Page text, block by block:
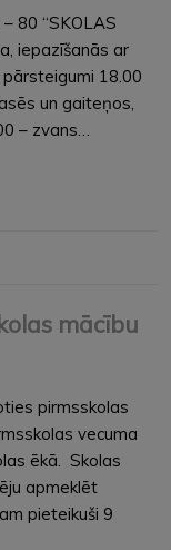
80 “SKOLAS
iepazīšanās ar
18.00
un gaiteņos,
– zvans…
mācību
pirmsskolas
vecuma
ēkā. Skolas
apmeklēt
pieteikuši 9